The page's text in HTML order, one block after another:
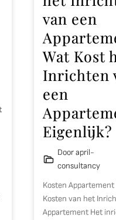
van een
Wat Kost
Inrichten
een
Eigenlijk?
Door april-
consultancy
Kosten
Kosten van het
Appartement Het